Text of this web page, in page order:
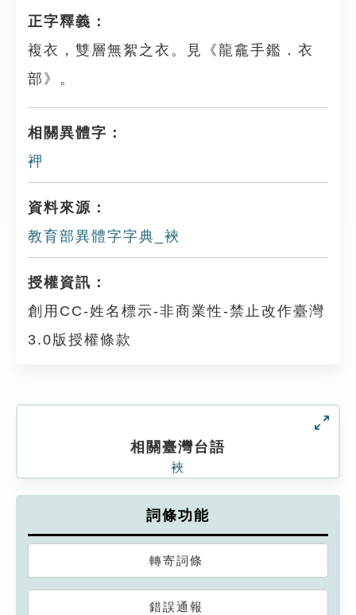
正字釋義：
複衣，雙層無絮之衣。見《龍龕手鑑．衣
部》。
相關異體字：
䘥
資料來源：
教育部異體字字典_裌
授權資訊：
創用CC-姓名標示-非商業性-禁止改作臺灣
3.0版授權條款
相關臺灣台語
裌
詞條功能
轉寄詞條
錯誤通報